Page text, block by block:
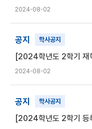
2024-08-02
공지 학사공지
[2024학년도 2학기 재
2024-08-02
공지 학사공지
[2024학년도 2학기 등